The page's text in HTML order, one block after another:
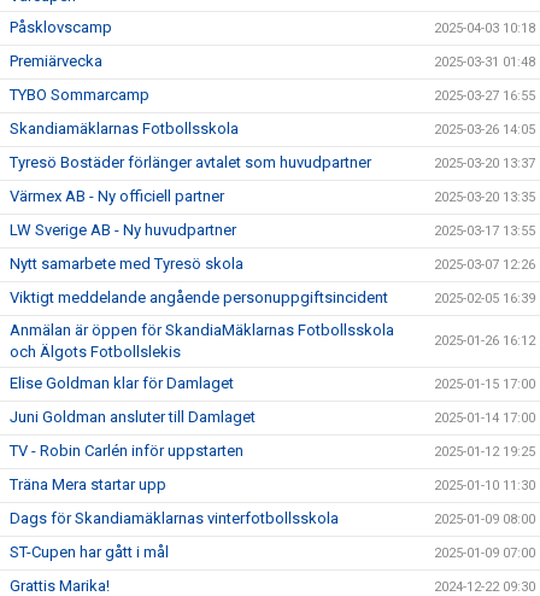
Påsklovscamp 2025-04-03 10:18
Premiärvecka 2025-03-31 01:48
TYBO Sommarcamp 2025-03-27 16:55
Skandiamäklarnas Fotbollsskola 2025-03-26 14:05
Tyresö Bostäder förlänger avtalet som huvudpartner 2025-03-20 13:37
Värmex AB - Ny officiell partner 2025-03-20 13:35
LW Sverige AB - Ny huvudpartner 2025-03-17 13:55
Nytt samarbete med Tyresö skola 2025-03-07 12:26
Viktigt meddelande angående personuppgiftsincident 2025-02-05 16:39
Anmälan är öppen för SkandiaMäklarnas Fotbollsskola
och Älgots Fotbollslekis
2025-01-26 16:12
Elise Goldman klar för Damlaget 2025-01-15 17:00
Juni Goldman ansluter till Damlaget 2025-01-14 17:00
TV - Robin Carlén inför uppstarten 2025-01-12 19:25
Träna Mera startar upp 2025-01-10 11:30
Dags för Skandiamäklarnas vinterfotbollsskola 2025-01-09 08:00
ST-Cupen har gått i mål 2025-01-09 07:00
Grattis Marika! 2024-12-22 09:30